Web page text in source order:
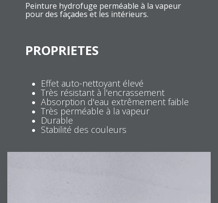
Peinture hydrofuge perméable à la vapeur
pour des façades et les intérieurs.
PROPRIETES
Effet auto-nettoyant élevé
Très résistant à l'encrassement
Absorption d'eau extrêmement faible
Très perméable à la vapeur
Durable
Stabilité des couleurs